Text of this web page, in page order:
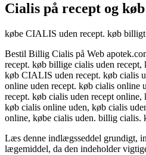
Cialis på recept og
købe CIALIS uden recept. køb billigt
Bestil Billig Cialis på Web
recept. køb billige cialis uden
køb CIALIS uden recept. køb cialis
online uden recept. køb cialis online
recept. køb cialis uden recept online,
køb cialis online uden, køb cialis
online, købe cialis uden. billig cialis.
Læs denne indlægsseddel grundigt,
lægemiddel, da den indeholder